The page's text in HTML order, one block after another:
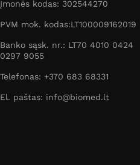
Įmonės kodas: 302544270
PVM mok. kodas:LT100009162019
Banko sąsk. nr.: LT70 4010 0424
0297 9055
Telefonas: +370 683 68331
El. paštas: info@biomed.lt